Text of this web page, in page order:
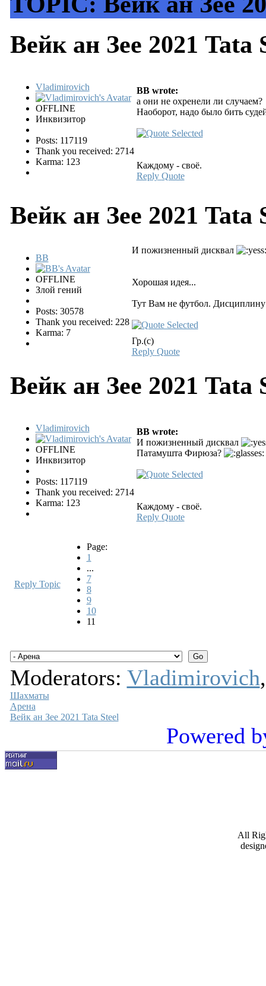
Вейк ан Зее 2021 Tata
Vladimirovich
OFFLINE
Инквизитор
Posts: 117119
Thank you received: 2714
Karma: 123
BB wrote:
а они не охренели ли случаем?
Наоборот, надо было бить
Каждому - своё.
Reply Quote
Вейк ан Зее 2021 Tata
BB
OFFLINE
Злой гений
Posts: 30578
Thank you received: 228
Karma: 7
И пожизненный дисквал
Хорошая идея...
Тут Вам не футбол.
Гр.(с)
Reply Quote
Вейк ан Зее 2021 Tata
Vladimirovich
OFFLINE
Инквизитор
Posts: 117119
Thank you received: 2714
Karma: 123
BB wrote:
И пожизненный дисквал
Патамушта Фирюза?
Каждому - своё.
Reply Quote
Reply Topic
Page:
1
...
7
8
9
10
11
Moderators: Vladimirovich
Шахматы
Арена
Вейк ан Зее 2021 Tata Steel
Powered
All